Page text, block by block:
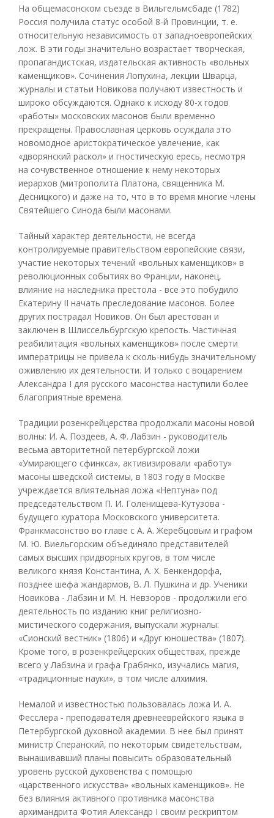
На общемасонском съезде в Вильгельмсбаде (1782)
Россия получила статус особой 8-й Провинции, т. е.
относительную независимость от западноевропейских
лож. В эти годы значительно возрастает творческая,
пропагандистская, издательская активность «вольных
каменщиков». Сочинения Лопухина, лекции Шварца,
журналы и статьи Новикова получают известность и
широко обсуждаются. Однако к исходу 80-х годов
«работы» московских масонов были временно
прекращены. Православная церковь осуждала это
новомодное аристократическое увлечение, как
«дворянский раскол» и гностическую ересь, несмотря
на сочувственное отношение к нему некоторых
иерархов (митрополита Платона, священника М.
Десницкого) и даже на то, что в то время многие члены
Святейшего Синода были масонами.
Тайный характер деятельности, не всегда
контролируемые правительством европейские связи,
участие некоторых течений «вольных каменщиков» в
революционных событиях во Франции, наконец,
влияние на наследника престола - все это побудило
Екатерину II начать преследование масонов. Более
других пострадал Новиков. Он был арестован и
заключен в Шлиссельбургскую крепость. Частичная
реабилитация «вольных каменщиков» после смерти
императрицы не привела к сколь-нибудь значительному
оживлению их деятельности. И только с воцарением
Александра I для русского масонства наступили более
благоприятные времена.
Традиции розенкрейцерства продолжали масоны новой
волны: И. А. Поздеев, А. Ф. Лабзин - руководитель
весьма авторитетной петербургской ложи
«Умирающего сфинкса», активизировали «работу»
масоны шведской системы, в 1803 году в Москве
учреждается влиятельная ложа «Нептуна» под
председательством П. И. Голенищева-Кутузова -
будущего куратора Московского университета.
Франкмасонство во главе с А. А. Жеребцовым и графом
М. Ю. Виельгорским объединяло представителей
самых высших придворных кругов, в том числе
великого князя Константина, А. X. Бенкендорфа,
позднее шефа жандармов, В. Л. Пушкина и др. Ученики
Новикова - Лабзин и М. Н. Невзоров - продолжили его
деятельность по изданию книг религиозно-
мистического содержания, выпускали журналы:
«Сионский вестник» (1806) и «Друг юношества» (1807).
Кроме того, в розенкрейцерских обществах, прежде
всего у Лабзина и графа Грабянко, изучались магия,
«традиционные науки», в том числе алхимия.
Немалой и известностью пользовалась ложа И. А.
Фесслера - преподавателя древнееврейского языка в
Петербургской духовной академии. В нее был принят
министр Сперанский, по некоторым свидетельствам,
вынашивавший планы повысить образовательный
уровень русской духовенства с помощью
«царственного искусства» «вольных каменщиков». Не
без влияния активного противника масонства
архимандрита Фотия Александр I своим рескриптом